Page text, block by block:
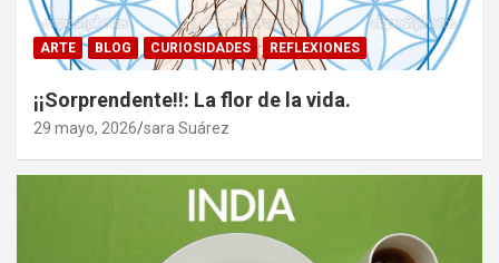
ARTE BLOG CURIOSIDADES REFLEXIONES
¡¡Sorprendente!!: La flor de la vida.
29 mayo, 2026 sara Suárez